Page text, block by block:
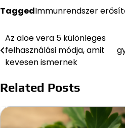
TaggedImmunrendszer
Bejegyzés
navigáció
Az aloe vera 5 különleges
felhasználási módja, amit
kevesen ismernek
Related Posts